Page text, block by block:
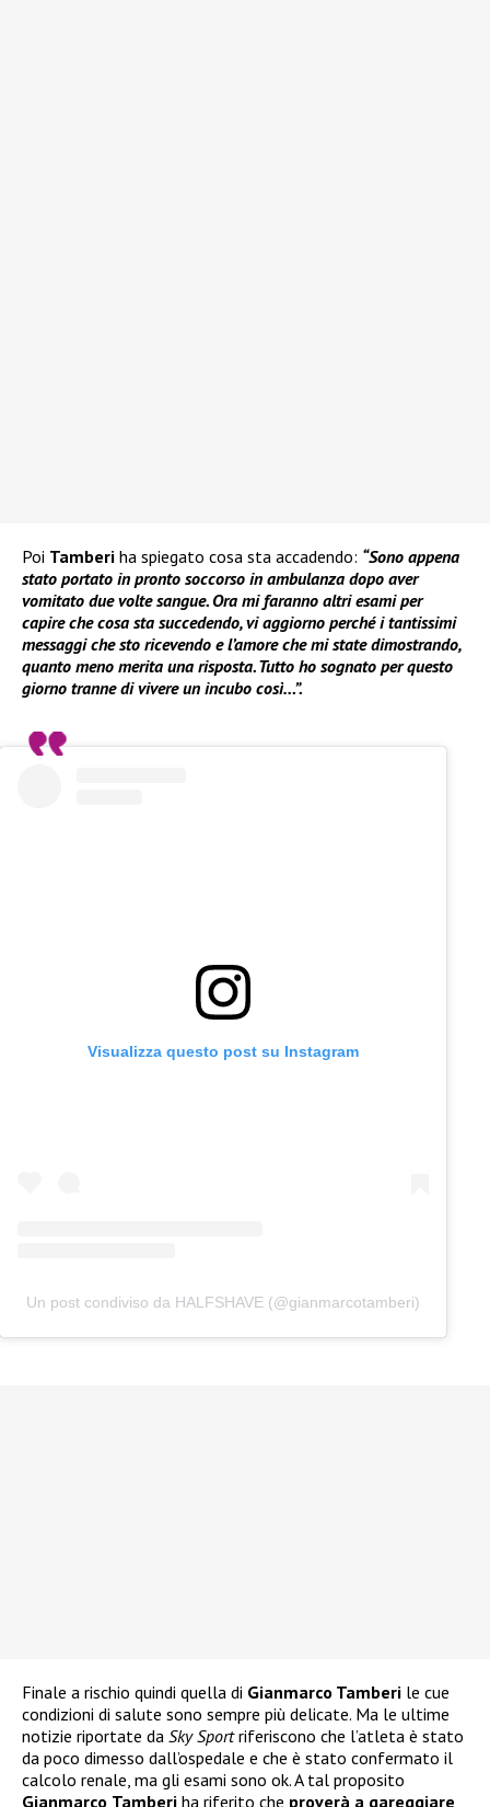
Poi Tamberi ha spiegato cosa sta accadendo: “Sono appena
stato portato in pronto soccorso in ambulanza dopo aver
vomitato due volte sangue. Ora mi faranno altri esami per
capire che cosa sta succedendo, vi aggiorno perché i tantissimi
messaggi che sto ricevendo e l’amore che mi state dimostrando,
quanto meno merita una risposta. Tutto ho sognato per questo
giorno tranne di vivere un incubo così…”.
Visualizza questo post su Instagram
Un post condiviso da HALFSHAVE (@gianmarcotamberi)
Finale a rischio quindi quella di Gianmarco Tamberi le cue
condizioni di salute sono sempre più delicate. Ma le ultime
notizie riportate da Sky Sportriferiscono che l’atleta è stato
da poco dimesso dall’ospedale e che è stato confermato il
calcolo renale, ma gli esami sono ok. A tal proposito
Gianmarco Tamberi ha riferito che proverà a gareggiare